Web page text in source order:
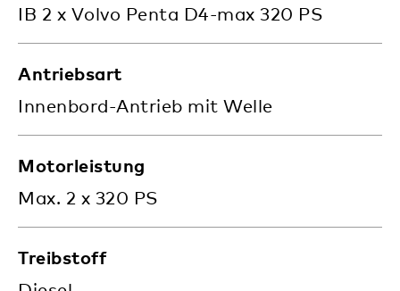
IB 2 x Volvo Penta D4-max 320 PS
Antriebsart
Innenbord-Antrieb mit Welle
Motorleistung
Max. 2 x 320 PS
Treibstoff